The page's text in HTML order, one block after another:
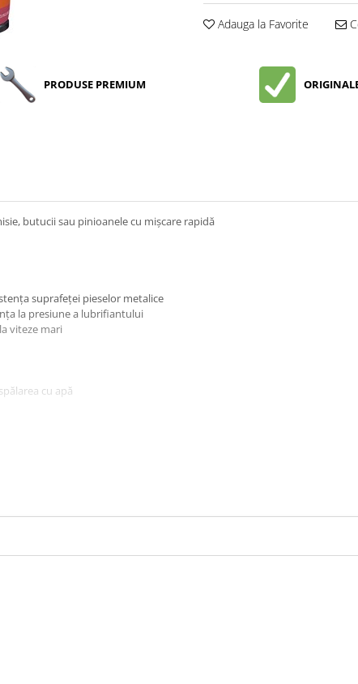
Adauga la Favorite
PRODUSE PREMIUM
butucii sau pinioanele cu mișcare rapidă
suprafeței pieselor metalice
la presiune a lubrifiantului
viteze mari
cu apă
de pe lanț.
20 minute înainte de utilizare.
curăța duza și supapa.